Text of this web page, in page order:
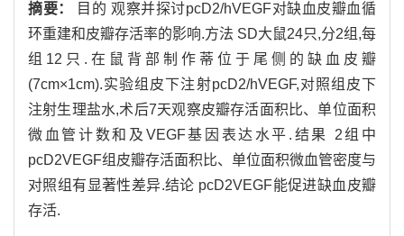
摘要：
目的 观察并探讨pcD2/hVEGF对缺血皮瓣血循
环重建和皮瓣存活率的影响.方法 SD大鼠24只,分2组,每
组12只.在鼠背部制作蒂位于尾侧的缺血皮瓣
(7cm×1cm).实验组皮下注射pcD2/hVEGF,对照组皮下
注射生理盐水,术后7天观察皮瓣存活面积比、单位面积
微血管计数和及VEGF基因表达水平.结果 2组中
pcD2VEGF组皮瓣存活面积比、单位面积微血管密度与
对照组有显著性差异.结论 pcD2VEGF能促进缺血皮瓣
存活.